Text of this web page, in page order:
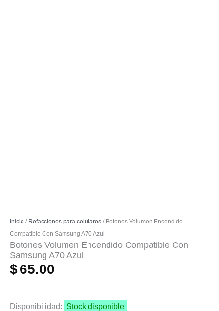
Inicio / Refacciones para celulares / Botones Volumen Encendido
Compatible Con Samsung A70 Azul
Botones Volumen Encendido Compatible Con
Samsung A70 Azul
$65.00
Disponibilidad: Stock disponible